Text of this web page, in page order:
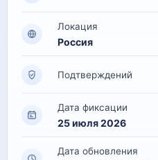
Локация
Россия
Подтверждений
Дата фиксации
25 июля 2026
Дата обновления